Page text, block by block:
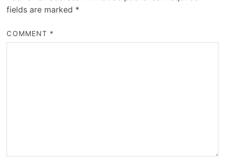
fields are marked *
COMMENT *